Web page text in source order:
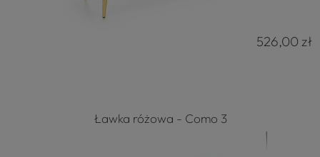
526,00 zł
Ławka różowa - Como 3